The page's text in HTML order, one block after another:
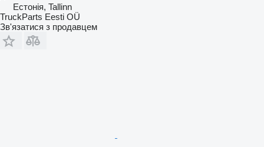
Естонія, Tallinn
TruckParts Eesti OÜ
Зв'язатися з продавцем